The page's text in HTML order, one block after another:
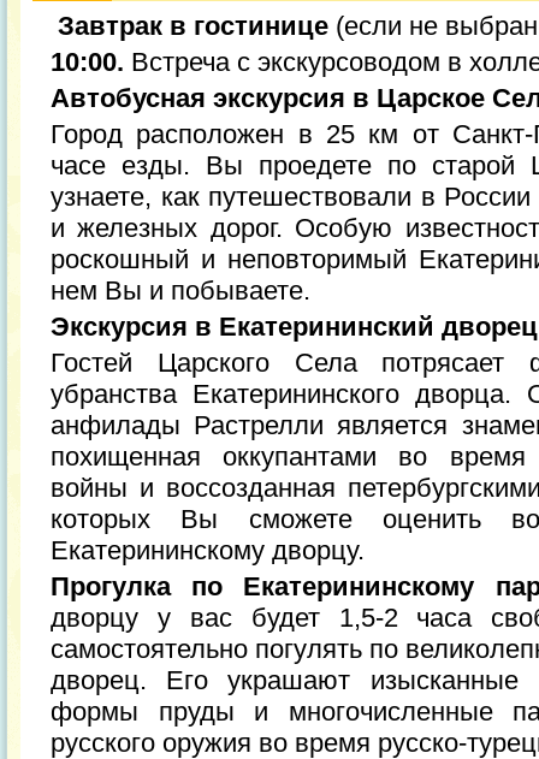
Завтрак в гостинице (если не
10:00. Встреча с экскурсоводом в
Автобусная экскурсия в Царское
Город расположен в 25 км от
часе езды. Вы проедете по старой
узнаете, как путешествовали в
и железных дорог. Особую
роскошный и неповторимый
нем Вы и побываете.
Экскурсия в Екатерининский
Гостей Царского Села потрясает
убранства Екатерининского
анфилады Растрелли является
похищенная оккупантами во время
войны и воссозданная
которых Вы сможете оценить
Екатерининскому дворцу.
Прогулка по Екатерининскому
дворцу у вас будет 1,5-2 часа
самостоятельно погулять по
дворец. Его украшают изысканные
формы пруды и многочисленные
русского оружия во время русско-